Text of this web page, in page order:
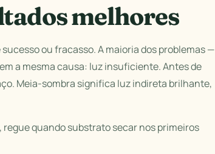
melhores
ou fracasso. A maioria dos problemas —
a mesma causa: luz insuficiente. Antes de
Meia-sombra significa luz indireta brilhante,
quando substrato secar nos primeiros